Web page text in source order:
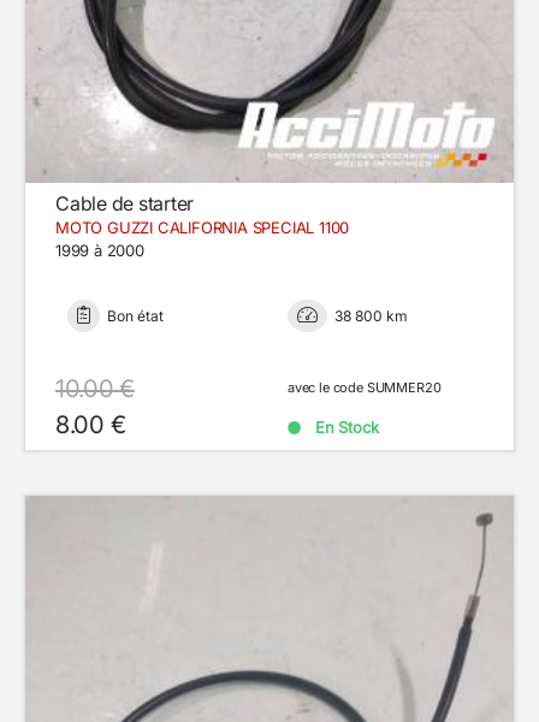
Cable de starter
MOTO GUZZI CALIFORNIA SPECIAL 1100
1999 à 2000
Bon état 38 800 km
10.00 €
8.00 €
avec le code SUMMER20
En Stock